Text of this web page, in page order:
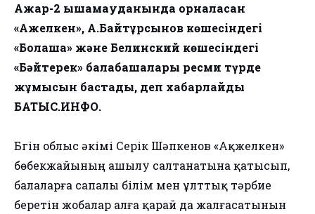
Ақжар-2 ықшамауданында орналасқан
«Ақжелкен», А.Байтұрсынов көшесіндегі
«Болашақ» және Белинский көшесіндегі
«Бәйтерек» балабақшалары ресми түрде
жұмысын бастады, деп хабарлайды
БАТЫС.ИНФО.
Бүгін облыс әкімі Серік Шәпкенов «Ақжелкен»
бөбекжайының ашылу салтанатына қатысып,
балаларға сапалы білім мен ұлттық тәрбие
беретін жобалар алға қарай да жалғасатынын